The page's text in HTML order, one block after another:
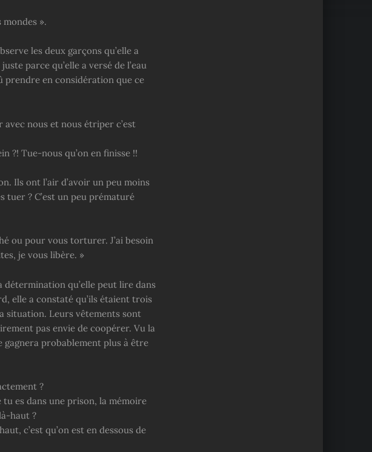
».
les deux garçons qu’elle a
parce qu’elle a versé de l’eau
prendre en considération que ce
avec nous et nous étriper c’est
?! Tue-nous qu’on en finisse !!
Ils ont l’air d’avoir un peu moins
tuer ? C’est un peu prématuré
ou pour vous torturer. J’ai besoin
je vous libère. »
détermination qu’elle peut lire dans
elle a constaté qu’ils étaient trois
situation. Leurs vêtements sont
pas envie de coopérer. Vu la
gagnera probablement plus à être
?
es dans une prison, la mémoire
haut ?
c’est qu’on est en dessous de